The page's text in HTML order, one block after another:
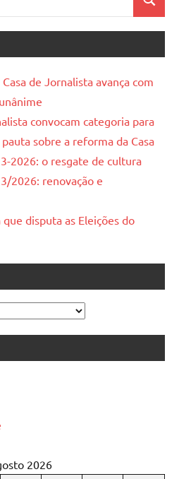
de Jornalista avança com
convocam categoria para
sobre a reforma da Casa
2026: o resgate de cultura
2026: renovação e
que disputa as Eleições do
2026